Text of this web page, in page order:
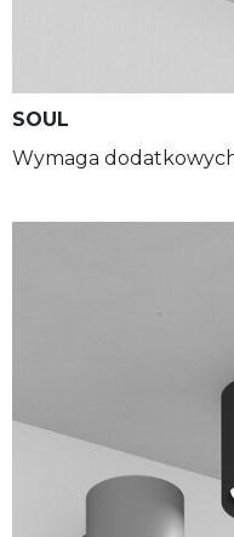
SOUL
Wymaga